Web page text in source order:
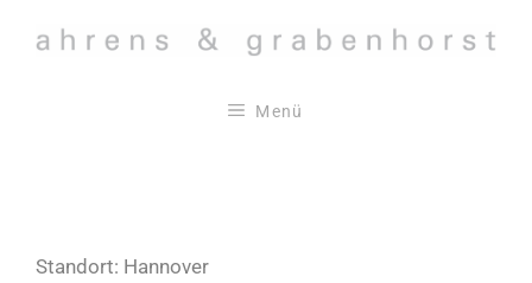
Inhalt
Menü
Standort: Hannover